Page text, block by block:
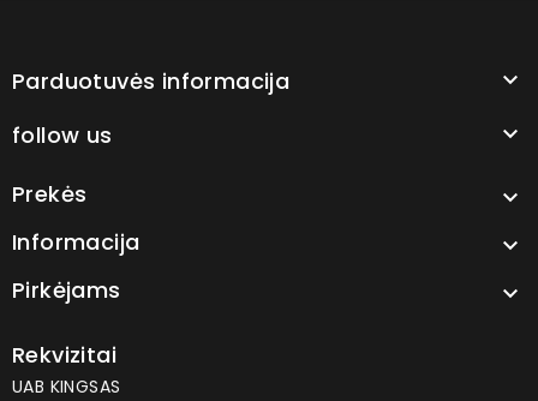
Parduotuvės informacija 
follow us 
Prekės 
Informacija 
Pirkėjams 
Rekvizitai
UAB KINGSAS